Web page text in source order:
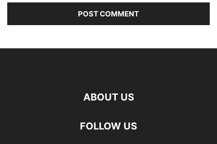
ABOUT US
FOLLOW US